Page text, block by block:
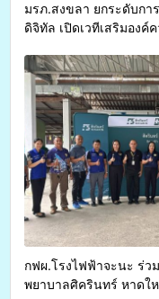
มรภ.สงขลา ยกระดับก
ดิจิทัล เปิดเวทีเสริมองค์
การสร้างภาพลักษณ์ที่ดี
กฟผ.โรงไฟฟ้าจะนะ ร่ว
พยาบาลศิครินทร์ หาดใ